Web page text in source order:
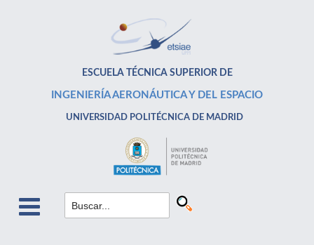
ESCUELA TÉCNICA SUPERIOR DE
INGENIERÍA AERONÁUTICA Y DEL ESPACIO
UNIVERSIDAD POLITÉCNICA DE MADRID